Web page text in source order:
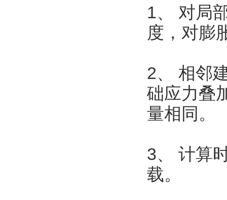
1、 对局
度，对膨
2、 相邻
础应力叠
量相同。
3、 计算
载。